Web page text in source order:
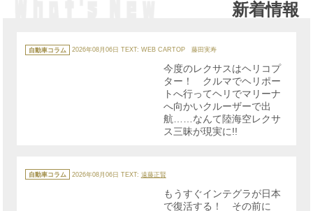
新着情報
テ
ゴ
自動車コラム 2026年08月06日 TEXT: WEB CARTOP 藤田実寿
今度のレクサスはヘリコプ
ター！ クルマでヘリポー
トへ行ってヘリでマリーナ
へ向かいクルーザーで出
航……なんて陸海空レクサ
ス三昧が現実に!!
テ
ゴ
自動車コラム 2026年08月06日 TEXT: 遠藤正賢
もうすぐインテグラが日本
で復活する！ その前に